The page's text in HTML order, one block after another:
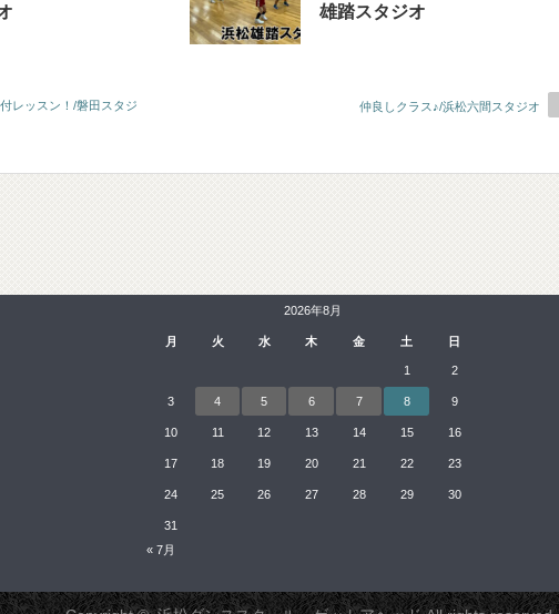
雄踏スタジオ
レッスン！/磐田スタジ
仲良しクラス♪/浜松六間スタジオ
2026年8月
月 火 水 木 金 土 日
1 2
3 4 5 6 7 8 9
10 11 12 13 14 15 16
17 18 19 20 21 22 23
24 25 26 27 28 29 30
31
« 7月